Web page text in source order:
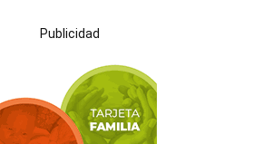
Publicidad